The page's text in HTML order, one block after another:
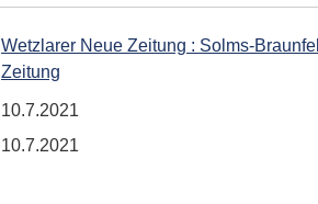
Wetzlarer Neue Zeitung : Solms-
Zeitung
10.7.2021
10.7.2021